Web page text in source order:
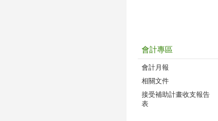
會計專區
會計月報
相關文件
接受補助計畫收支報告
表